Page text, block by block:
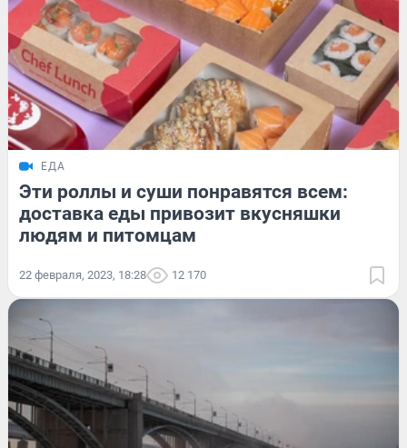
ЕДА
Эти роллы и суши понравятся всем:
доставка еды привозит вкусняшки
людям и питомцам
22 февраля, 2023, 18:28 12 170